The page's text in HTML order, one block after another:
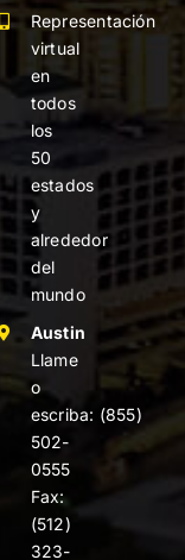
Representación
virtual
en
todos
los
50
estados
y
alrededor
del
mundo
Austin
Llame
o
escriba: (855)
502-
0555
Fax:
(512)
323-